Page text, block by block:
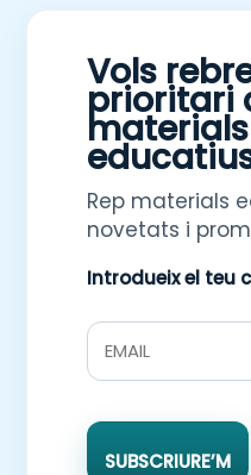
Vols
prioritari
materials
Rep materials
novetats i
Introdueix el teu
SUBSCRIURE’M